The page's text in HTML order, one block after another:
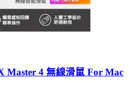
Master 4 無線滑鼠 For Mac